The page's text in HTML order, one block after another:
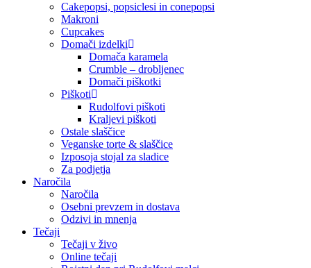
Cakepopsi, popsiclesi in conepopsi
Makroni
Cupcakes
Domači izdelki
Domača karamela
Crumble – drobljenec
Domači piškotki
Piškoti
Rudolfovi piškoti
Kraljevi piškoti
Ostale slaščice
Veganske torte & slaščice
Izposoja stojal za sladice
Za podjetja
Naročila
Naročila
Osebni prevzem in dostava
Odzivi in mnenja
Tečaji
Tečaji v živo
Online tečaji